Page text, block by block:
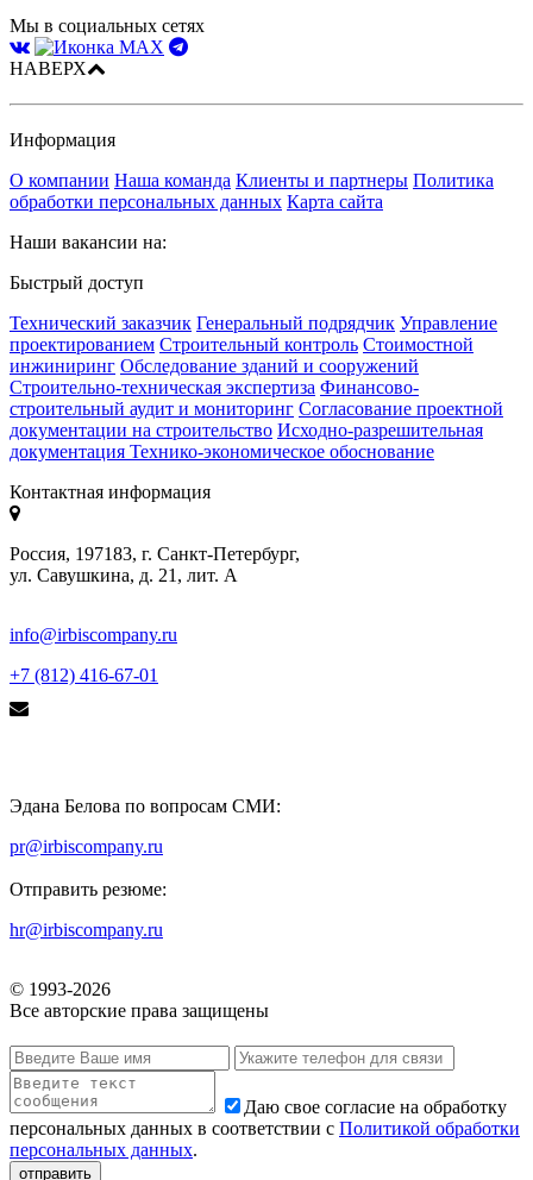
Мы в социальных сетях
НАВЕРХ
Информация
О компании Наша команда Клиенты и партнеры Политика
обработки персональных данных Карта сайта
Наши вакансии на:
Быстрый доступ
Технический заказчик Генеральный подрядчик Управление
проектированием Строительный контроль Стоимостной
инжиниринг Обследование зданий и сооружений
Строительно-техническая экспертиза Финансово-
строительный аудит и мониторинг Согласование проектной
документации на строительство Исходно-разрешительная
документация Технико-экономическое обоснование
Контактная информация
Россия, 197183, г. Санкт-Петербург,
ул. Савушкина, д. 21, лит. А
info@irbiscompany.ru
+7 (812) 416-67-01
Эдана Белова по вопросам СМИ:
pr@irbiscompany.ru
Отправить резюме:
hr@irbiscompany.ru
© 1993-2026
Все авторские права защищены
Даю свое согласие на обработку
персональных данных в соответствии с Политикой обработки
персональных данных.